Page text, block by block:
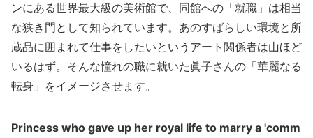
ンにある世界最大級の美術館で、同館への「就職」は相当
な狭き門として知られています。あのすばらしい環境と所
蔵品に囲まれて仕事をしたいというアート関係者は山ほど
いるはず。そんな憧れの職に就いた眞子さんの「華麗なる
転身」をイメージさせます。
Princess who gave up her royal life to marry a 'comm